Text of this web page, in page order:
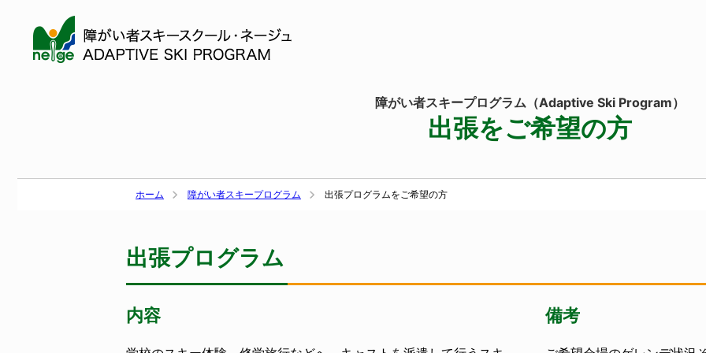
障がい者スキープログラム（Adaptive Ski Program）
出張をご希望の方
ホーム 障がい者スキープログラム 出張プログラムをご希望の方
出張プログラム
内容 備考